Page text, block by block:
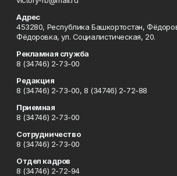
Адрес
453280, Республика Башкортостан,
Фёдоровка, ул. Социалистическая, 20.
Рекламная служба
8 (34746) 2-73-00
Редакция
8 (34746) 2-73-00, 8 (34746) 2-72-88
Приемная
8 (34746) 2-73-00
Сотрудничество
8 (34746) 2-73-00
Отдел кадров
8 (34746) 2-72-94